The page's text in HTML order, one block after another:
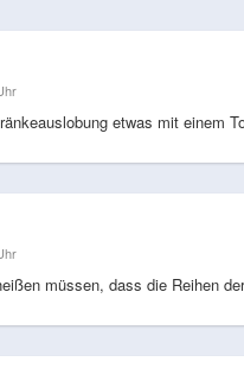
etwas mit einem
müssen, dass die Reihen